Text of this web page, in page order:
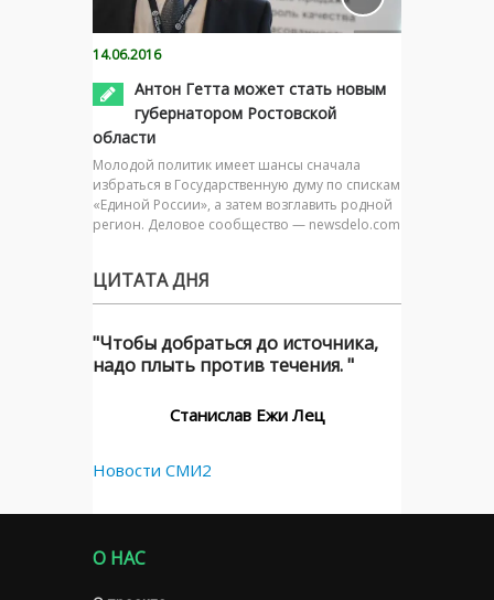
14.06.2016
Антон Гетта может стать новым
губернатором Ростовской
области
Молодой политик имеет шансы сначала
избраться в Государственную думу по спискам
«Единой России», а затем возглавить родной
регион. Деловое сообщество — newsdelo.com
ЦИТАТА ДНЯ
"Чтобы добраться до источника,
надо плыть против течения. "
Станислав Ежи Лец
Новости СМИ2
О НАС